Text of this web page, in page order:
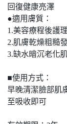
回復健康亮澤
●適用膚質：
1.美容療程後護
2.肌膚乾燥粗糙
3.缺水暗沉老化
■使用方式：
早晚清潔臉部肌
至吸收即可